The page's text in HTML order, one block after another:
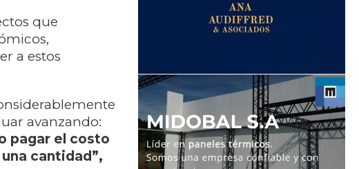
que
a estos
avanzando:
pagar el costo
cantidad”,